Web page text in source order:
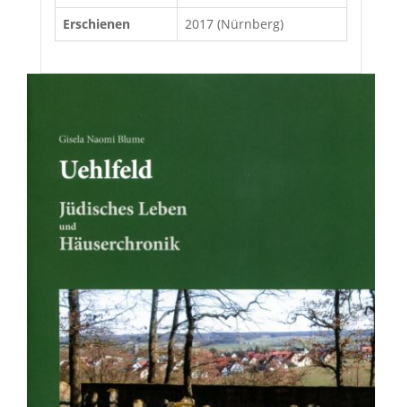
Erschienen
2017 (Nürnberg)